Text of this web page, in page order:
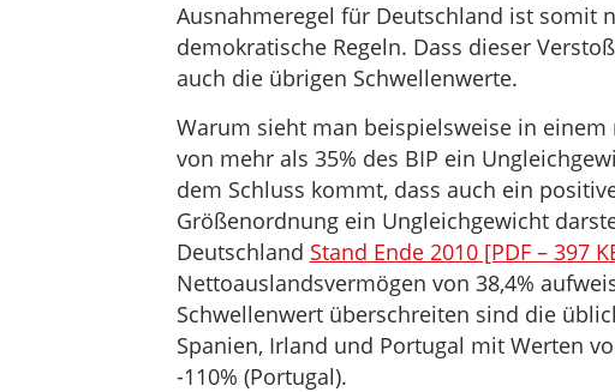
Ausnahmeregel für Deutschland ist somit
demokratische Regeln. Dass dieser
auch die übrigen Schwellenwerte.
Warum sieht man beispielsweise in
von mehr als 35% des BIP ein
dem Schluss kommt, dass auch ein
Größenordnung ein Ungleichgewicht
Deutschland Stand Ende 2010 [PDF – 397
Nettoauslandsvermögen von 38,4%
Schwellenwert überschreiten sind die
Spanien, Irland und Portugal mit Werten
-110% (Portugal).